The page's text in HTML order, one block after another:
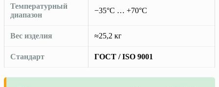
Температурный
диапазон
−35°C … +70°C
Вес изделия ≈25,2 кг
Стандарт ГОСТ / ISO 9001